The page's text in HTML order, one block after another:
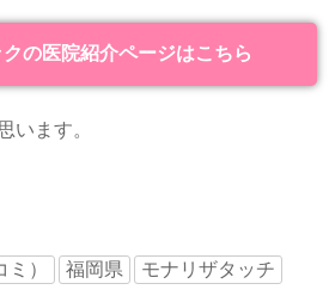
の医院紹介ページはこちら
います。
） 福岡県 モナリザタッチ